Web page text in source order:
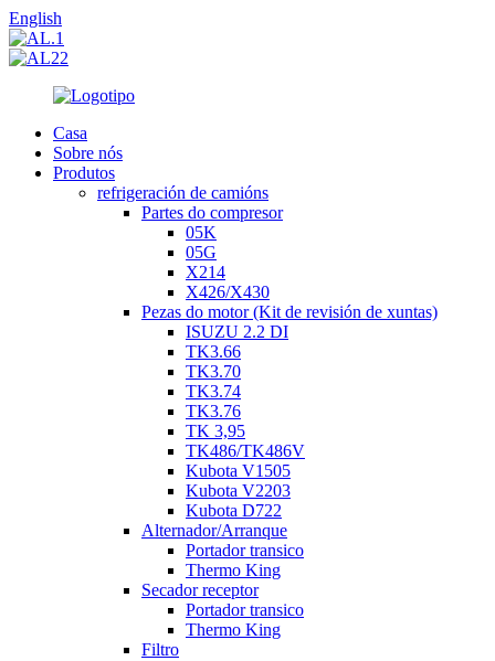
English
Casa
Sobre nós
Produtos
refrigeración de camións
Partes do compresor
05K
05G
X214
X426/X430
Pezas do motor (Kit de revisión de xuntas)
ISUZU 2.2 DI
TK3.66
TK3.70
TK3.74
TK3.76
TK 3,95
TK486/TK486V
Kubota V1505
Kubota V2203
Kubota D722
Alternador/Arranque
Portador transico
Thermo King
Secador receptor
Portador transico
Thermo King
Filtro